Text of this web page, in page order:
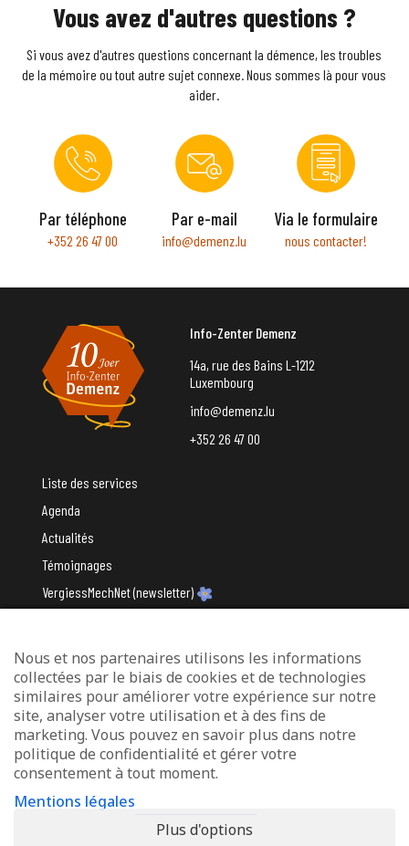
Vous avez d'autres questions ?
Si vous avez d'autres questions concernant la démence, les troubles
de la mémoire ou tout autre sujet connexe. Nous sommes là pour vous
aider.
Par téléphone
+352 26 47 00
Par e-mail
info@demenz.lu
Via le formulaire
nous contacter!
Info-Zenter Demenz
14a, rue des Bains L-1212
Luxembourg
info@demenz.lu
+352 26 47 00
Liste des services
Agenda
Actualités
Témoignages
VergiessMechNet (newsletter)
Avec le soutien du
Mentions légales
Protection des données
Déclaration d’accessibilité
Nous et nos partenaires utilisons les informations
collectées par le biais de cookies et de technologies
similaires pour améliorer votre expérience sur notre
site, analyser votre utilisation et à des fins de
marketing. Vous pouvez en savoir plus dans notre
politique de confidentialité et gérer votre
consentement à tout moment.
Mentions légales
Plus d'options